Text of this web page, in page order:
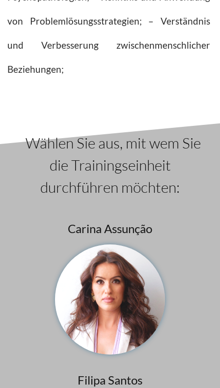
von Problemlösungsstrategien; – Verständnis
und Verbesserung zwischenmenschlicher
Beziehungen;
Wählen Sie aus, mit wem Sie
die Trainingseinheit
durchführen möchten:
Carina Assunção
Filipa Santos